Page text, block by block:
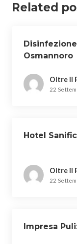
Related
Osmannoro
Oltre il
22
Hotel
Oltre il
22
Impresa